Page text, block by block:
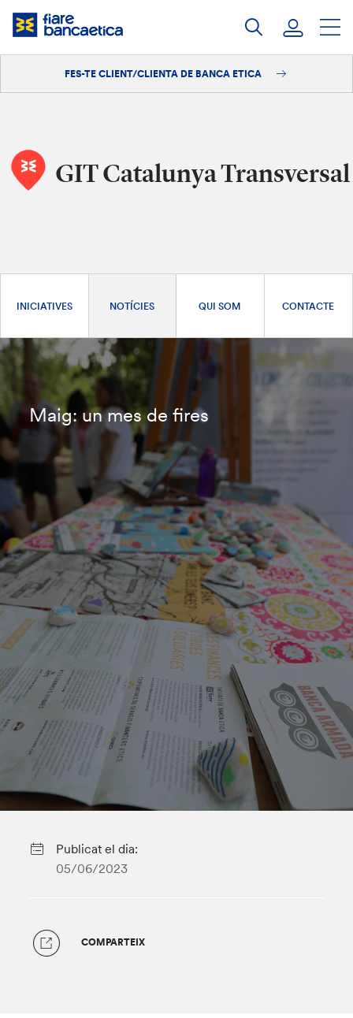
Salta
Iniciar sessióFES-TE CLIENT/CLIENTA DE BANCA ETICA
GIT Catalunya Transversal
INICIATIVES NOTÍCIES QUI SOM CONTACTE
Maig: un mes de fires
Publicat el dia:
05/06/2023
COMPARTEIX